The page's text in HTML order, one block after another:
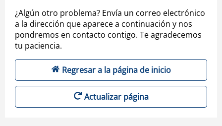
¿Algún otro problema? Envía un correo electrónico
a la dirección que aparece a continuación y nos
pondremos en contacto contigo. Te agradecemos
tu paciencia.
Regresar a la página de inicio
Actualizar página